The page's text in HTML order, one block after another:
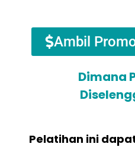
Ambil
Dimana
Pelatihan ini